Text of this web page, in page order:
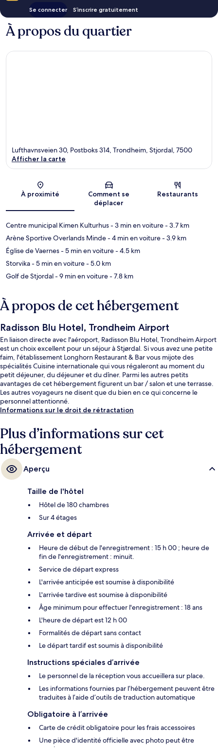
Se connecter S’inscrire gratuitement
À propos du quartier
Carte
Lufthavnsveien 30, Postboks 314, Trondheim, Stjordal, 7500
Afficher la carte
À proximité
Comment se
déplacer
Restaurants
Centre municipal Kimen Kulturhus- 3 min en voiture- 3.7 km
Arène Sportive Overlands Minde- 4 min en voiture- 3.9 km
Église de Vaernes- 5 min en voiture- 4.5 km
Storvika- 5 min en voiture- 5.0 km
Golf de Stjordal- 9 min en voiture- 7.8 km
À propos de cet hébergement
Radisson Blu Hotel, Trondheim Airport
En liaison directe avec l'aéroport, Radisson Blu Hotel, Trondheim Airport
est un choix excellent pour un séjour à Stjørdal. Si vous avez une petite
faim, l'établissement Longhorn Restaurant & Bar vous mijote des
spécialités Cuisine internationale qui vous régaleront au moment du
petit déjeuner, du déjeuner et du dîner. Parmi les autres petits
avantages de cet hébergement figurent un bar / salon et une terrasse.
Les autres voyageurs ne disent que du bien en ce qui concerne le
personnel attentionné.
Informations sur le droit de rétractation
Plus d’informations sur cet
hébergement
Aperçu
Taille de l'hôtel
Hôtel de 180 chambres
Sur 4 étages
Arrivée et départ
Heure de début de l'enregistrement : 15 h 00 ; heure de
fin de l'enregistrement : minuit.
Service de départ express
L'arrivée anticipée est soumise à disponibilité
L'arrivée tardive est soumise à disponibilité
Âge minimum pour effectuer l'enregistrement : 18 ans
L'heure de départ est 12 h 00
Formalités de départ sans contact
Le départ tardif est soumis à disponibilité
Instructions spéciales d’arrivée
Le personnel de la réception vous accueillera sur place.
Les informations fournies par l’hébergement peuvent être
traduites à l’aide d’outils de traduction automatique
Obligatoire à l’arrivée
Carte de crédit obligatoire pour les frais accessoires
Une pièce d'identité officielle avec photo peut être